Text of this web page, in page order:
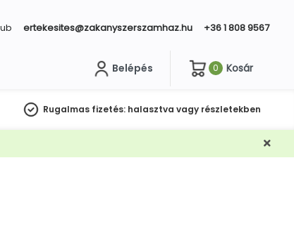
ertekesites@zakanyszerszamhaz.hu +36 1 808 9567
Belépés 0 Kosár
Rugalmas fizetés: halasztva vagy részletekben